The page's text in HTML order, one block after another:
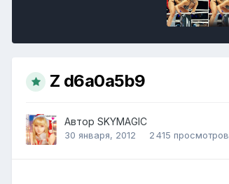
Z d6a0a5b9
Автор SKYMAGIC
30 января, 2012 2 415 просмотров